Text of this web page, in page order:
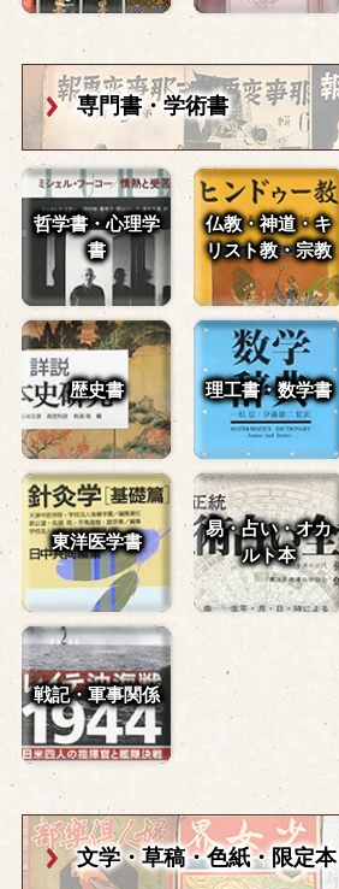
専門書・学術書
哲学書・心理学
書
仏教・神道・キ
リスト教・宗教
歴史書 理工書・数学書
東洋医学書
易・占い・オカ
ルト本
戦記・軍事関係
文学・草稿・色紙・限定本